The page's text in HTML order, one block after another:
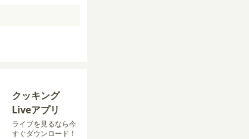
クッキング
Liveアプリ
ライブを見るなら今
すぐダウンロード！